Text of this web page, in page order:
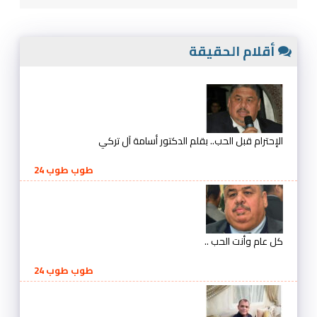
أقلام الحقيقة
الإحترام قبل الحب.. بقلم الدكتور أسامة آل تركي
طوب طوب 24
كل عام وأنت الحب ..
طوب طوب 24